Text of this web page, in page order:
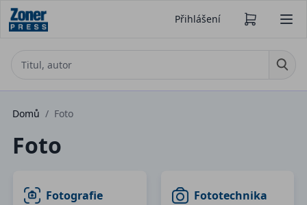
Přihlášení
Domů / Foto
Foto
Fotografie Fototechnika